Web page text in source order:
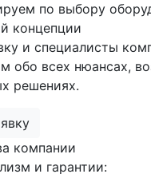
по выбору
концепции
и специалисты
обо всех нюансах,
решениях.
компании
и гарантии: